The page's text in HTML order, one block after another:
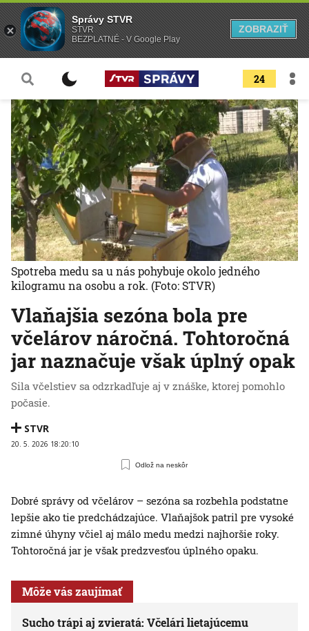
24
Vlaňajšia sezóna bola pre
včelárov náročná. Tohtoročná
jar naznačuje však úplný opak
Sila včelstiev sa odzrkadľuje aj v znáške, ktorej pomohlo
počasie.
STVR
20. 5. 2026 18:20:10
Odlož na neskôr
Spotreba medu sa u nás pohybuje okolo jedného
kilogramu na osobu a rok. (Foto: STVR)
Dobré správy od včelárov – sezóna sa rozbehla podstatne
lepšie ako tie predchádzajúce. Vlaňajšok patril pre vysoké
zimné úhyny včiel aj málo medu medzi najhoršie roky.
Tohtoročná jar je však predzvesťou úplného opaku.
Môže vás zaujímať
Sucho trápi aj zvieratá: Včelári lietajúcemu
Správy STVR
STVR
BEZPLATNÉ - V Google Play
ZOBRAZIŤ